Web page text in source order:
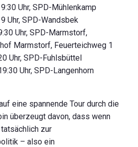
Uhr, SPD-Mühlenkamp
Uhr, SPD-Wandsbek
Uhr, SPD-Marmstorf,
Marmstorf, Feuerteichweg 1
Uhr, SPD-Fuhlsbüttel
Uhr, SPD-Langenhorn
eine spannende Tour durch die
überzeugt davon, dass wenn
zur
– also ein